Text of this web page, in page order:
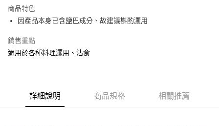
• 付款後7-11取貨
每筆NT$60，滿NT$699(含以上)免運費
(請點開選項勾選)
每筆NT$250
商品特色
因產品本身已含鹽巴成分、故建議斟酌灑用
銷售重點
適用於各種料理灑用、沾食
詳細說明 商品規格 相關推薦